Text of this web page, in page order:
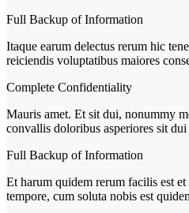
Full Backup of Information
Itaque earum delectus rerum hic
reiciendis voluptatibus maiores
Complete Confidentiality
Mauris amet. Et sit dui, nonummy
convallis doloribus asperiores sit dui
Full Backup of Information
Et harum quidem rerum facilis est
tempore, cum soluta nobis est